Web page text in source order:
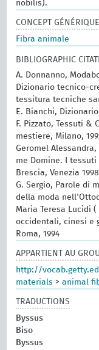
nobilis).
CONCEPT GÉNÉRIQUE
Fibra animale
BIBLIOGRAPHIC
A. Donnanno,
Dizionario tecnico-
tessitura tecniche
E. Bianchi,
F. Pizzato, Tessuti
mestiere, Milano,
Geromel
me Domine. I
Brescia, Venezia 1998
G. Sergio, Parole di
della moda
Maria Teresa Lucidi
occidentali, cinesi e
Roma, 1994
APPARTIENT AU
http://
materials >animal
TRADUCTIONS
Byssus
Biso
Byssus